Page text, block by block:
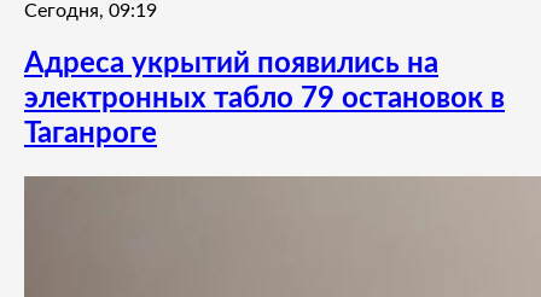
Сегодня, 09:19
Адреса укрытий появились на
электронных табло 79 остановок в
Таганроге